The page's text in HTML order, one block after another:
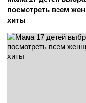
посмотреть всем
хиты